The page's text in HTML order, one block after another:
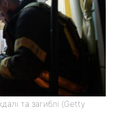
та загиблі (Getty